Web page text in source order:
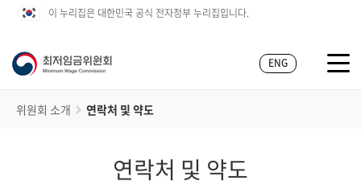
이 누리집은 대한민국 공식 전자정부 누리집입니다.
ENG
위원회 소개 연락처 및 약도
연락처 및 약도